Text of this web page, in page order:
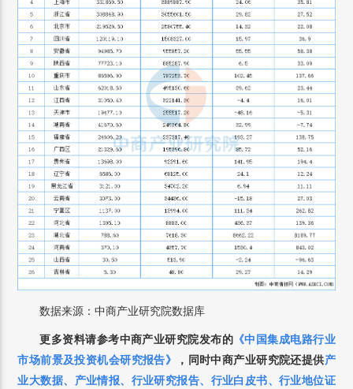
数据来源：中商产业研究院数据库
更多资料请参考中商产业研究院发布的 《中国集成电路行业
市场前景及投资机会研究报告》
， 同时中商产业研究院还提供产
业大数据、 产业情报、 行业研究报告、 行业白皮书、行业地位证